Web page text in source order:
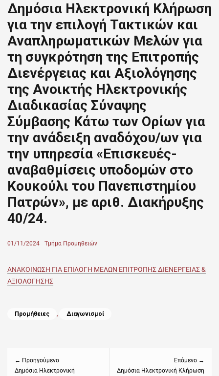
Δημόσια Ηλεκτρονική Κλήρωση
για την επιλογή Τακτικών και
Αναπληρωματικών Μελών για
τη συγκρότηση της Επιτροπής
Διενέργειας και Αξιολόγησης
της Ανοικτής Ηλεκτρονικής
Διαδικασίας Σύναψης
Σύμβασης Κάτω των Ορίων για
την ανάδειξη αναδόχου/ων για
την υπηρεσία «Επισκευές-
αναβαθμίσεις υποδομών στο
Κουκούλι του Πανεπιστημίου
Πατρών», με αριθ. Διακήρυξης
40/24.
Posted
01/11/2024 Author
Τμήμα Προμηθειών
ΑΝΑΚΟΙΝΩΣΗ ΓΙΑ ΕΠΙΛΟΓΗ ΜΕΛΩΝ ΕΠΙΤΡΟΠΗΣ ΔΙΕΝΕΡΓΕΙΑΣ &
ΑΞΙΟΛΟΓΗΣΗΣ
Categories
Προμήθειες , Διαγωνισμοί
← Προηγούμενο
Previous
Δημόσια Ηλεκτρονική
Επόμενο →
Next
Δημόσια Ηλεκτρονική Κλήρωση